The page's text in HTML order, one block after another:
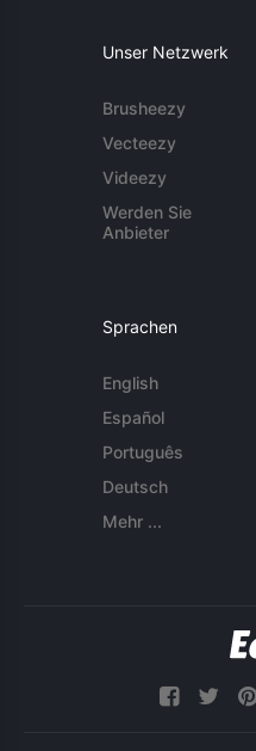
Unser Netzwerk
Brusheezy
Vecteezy
Videezy
Werden Sie
Anbieter
Sprachen
English
Español
Português
Deutsch
Mehr ...